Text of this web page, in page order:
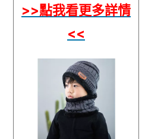
>>點我看更多詳情
<<